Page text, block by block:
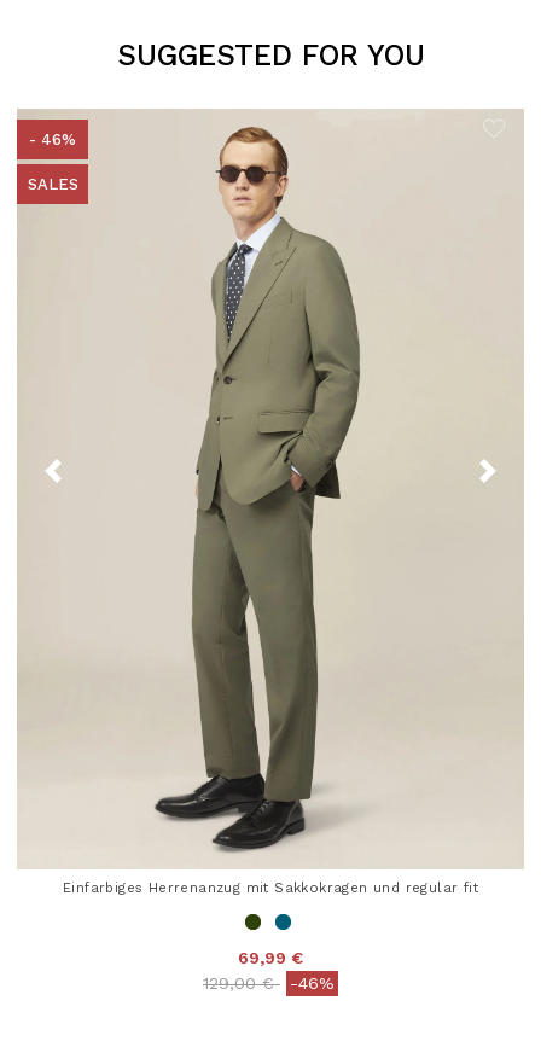
SUGGESTED FOR YOU
- 46%
SALES
Einfarbiges Herrenanzug mit Sakkokragen und regular fit
69,99 €
Price reduced from
129,00 €to-46%